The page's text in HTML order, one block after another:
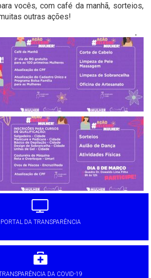
vocês, com café da manhã, sorteios,
outras ações!
PORTAL DA TRANSPARÊNCIA
DA COVID-19
'